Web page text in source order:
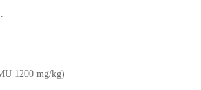
1200 mg/kg)